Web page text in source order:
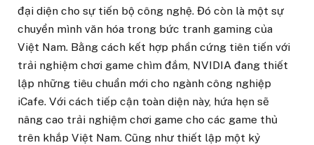
đại diện cho sự tiến bộ công nghệ. Đó còn là một sự
chuyển mình văn hóa trong bức tranh gaming của
Việt Nam. Bằng cách kết hợp phần cứng tiên tiến với
trải nghiệm chơi game chìm đắm, NVIDIA đang thiết
lập những tiêu chuẩn mới cho ngành công nghiệp
iCafe. Với cách tiếp cận toàn diện này, hứa hẹn sẽ
nâng cao trải nghiệm chơi game cho các game thủ
trên khắp Việt Nam. Cũng như thiết lập một kỷ